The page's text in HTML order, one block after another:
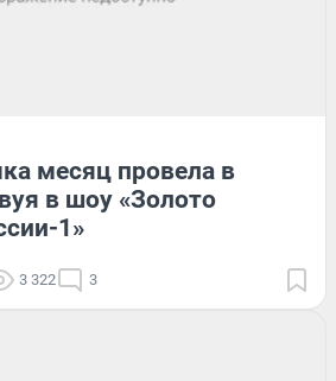
месяц провела в
в шоу «Золото
1»
3 322 3